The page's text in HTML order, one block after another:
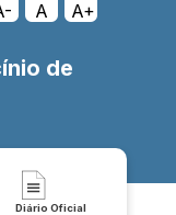
A A+
de
Diário Oficial